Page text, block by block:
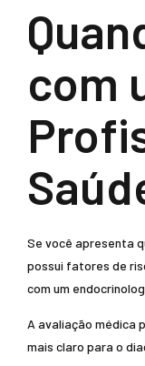
com
Se você apresenta
possui fatores de
com um
A avaliação médica
mais claro para o